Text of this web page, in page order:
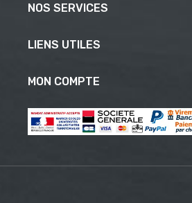
NOS SERVICES
LIENS UTILES
MON COMPTE